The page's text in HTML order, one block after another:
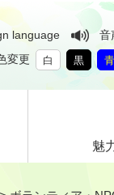
language
音
変更 白 黒 青
魅